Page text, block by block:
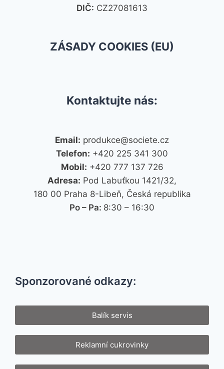
DIČ: CZ27081613
ZÁSADY COOKIES (EU)
Kontaktujte nás:
Email: produkce@societe.cz
Telefon: +420 225 341 300
Mobil: +420 777 137 726
Adresa: Pod Labuťkou 1421/32,
180 00 Praha 8-Libeň, Česká republika
Po – Pa: 8:30 – 16:30
Sponzorované odkazy:
Balík servis
Reklamní cukrovinky